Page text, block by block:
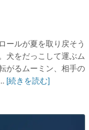
ールが夏を取り戻そう
犬をだっこして運ぶム
がるムーミン、相手の
[続きを読む]